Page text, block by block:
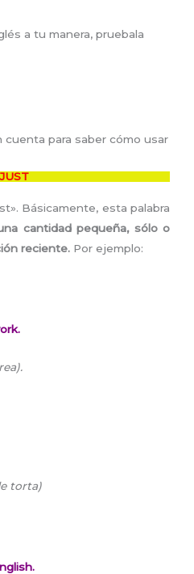
a tu manera, pruebala
cuenta para saber cómo usar
JUST
Básicamente, esta palabra
cantidad pequeña, sólo o
reciente. Por ejemplo:
torta)